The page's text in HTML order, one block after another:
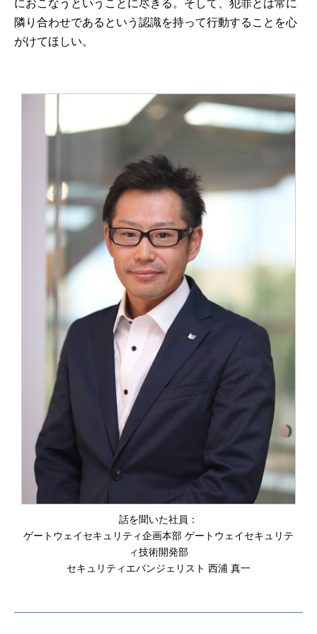
におこなうということに尽きる。そして、犯罪とは常に
隣り合わせであるという認識を持って行動することを心
がけてほしい。
話を聞いた社員：
ゲートウェイセキュリティ企画本部 ゲートウェイセキュリテ
ィ技術開発部
セキュリティエバンジェリスト 西浦 真一